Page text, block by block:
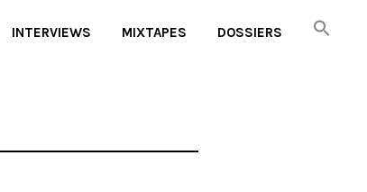
INTERVIEWS MIXTAPES DOSSIERS